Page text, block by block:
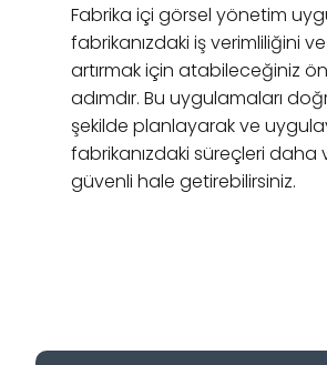
Fabrika içi görsel yönetim
fabrikanızdaki iş verimliliğini
artırmak için atabileceğiniz
adımdır. Bu uygulamaları
şekilde planlayarak ve
fabrikanızdaki süreçleri daha
güvenli hale getirebilirsiniz.